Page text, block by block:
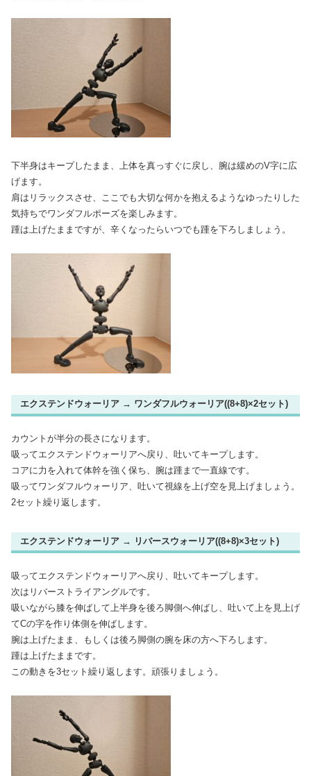
下半身はキープしたまま、上体を真っすぐに戻し、腕は緩めのV字に広
げます。
肩はリラックスさせ、ここでも大切な何かを抱えるようなゆったりした
気持ちでワンダフルポーズを楽しみます。
踵は上げたままですが、辛くなったらいつでも踵を下ろしましょう。
エクステンドウォーリア → ワンダフルウォーリア((8+8)×2セット)
カウントが半分の長さになります。
吸ってエクステンドウォーリアへ戻り、吐いてキープします。
コアに力を入れて体幹を強く保ち、腕は踵まで一直線です。
吸ってワンダフルウォーリア、吐いて視線を上げ空を見上げましょう。
2セット繰り返します。
エクステンドウォーリア → リバースウォーリア((8+8)×3セット)
吸ってエクステンドウォーリアへ戻り、吐いてキープします。
次はリバーストライアングルです。
吸いながら膝を伸ばして上半身を後ろ脚側へ伸ばし、吐いて上を見上げ
てCの字を作り体側を伸ばします。
腕は上げたまま、もしくは後ろ脚側の腕を床の方へ下ろします。
踵は上げたままです。
この動きを3セット繰り返します。頑張りましょう。